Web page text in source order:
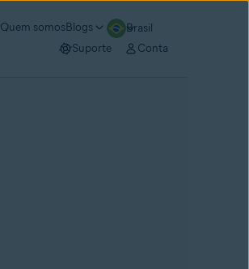
Quem somosBlogs
Brasil
Suporte Conta